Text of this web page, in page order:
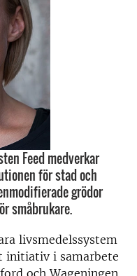
Feed medverkar
för stad och
grödor
småbrukare.
livsmedelssystem
initiativ i samarbete
och Wageningen